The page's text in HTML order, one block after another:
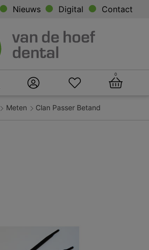
Nieuws Digital Contact
0
Meten Clan Passer Betand